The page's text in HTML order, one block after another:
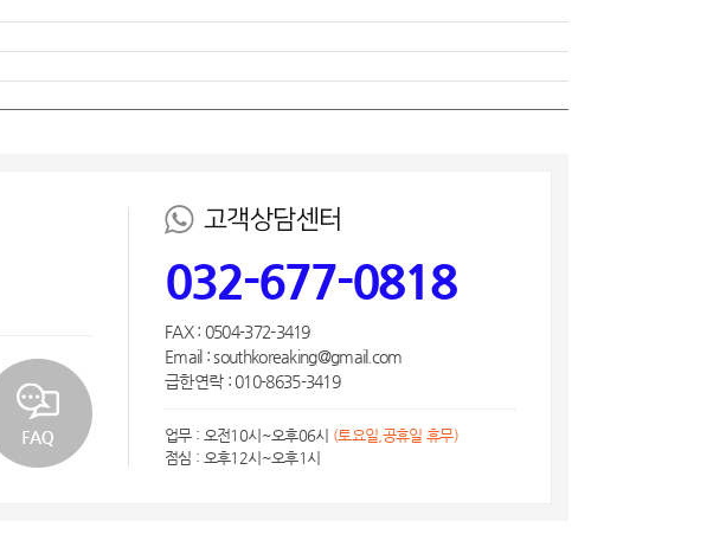
고객상담센터
032-677-0818
FAX : 0504-372-3419
Email : southkoreaking@gmail.com
급한연락 : 010-8635-3419
업무 : 오전10시~오후06시 (토요일,공휴일 휴무)
점심 : 오후12시~오후1시